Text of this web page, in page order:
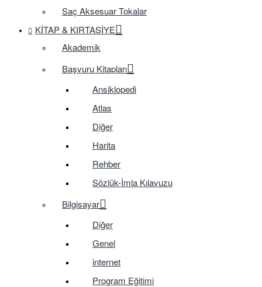
Saç Aksesuar Tokalar
KITAP & KIRTASIYE
Akademik
Başvuru Kitapları
Ansiklopedi
Atlas
Diğer
Harita
Rehber
Sözlük-İmla Kılavuzu
Bilgisayar
Diğer
Genel
internet
Program Eğitimi